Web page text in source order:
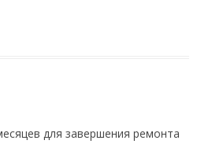
для завершения ремонта